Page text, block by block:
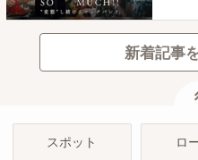
新着記事
スポット ロ